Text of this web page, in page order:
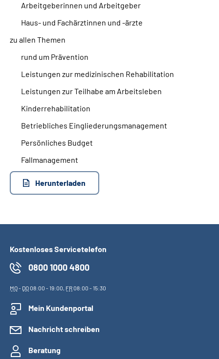
Arbeitgeberinnen und Arbeitgeber
Haus- und Fachärztinnen und -ärzte
zu allen Themen
rund um Prävention
Leistungen zur medizinischen Rehabilitation
Leistungen zur Teilhabe am Arbeitsleben
Kinderrehabilitation
Betriebliches Eingliederungsmanagement
Persönliches Budget
Fallmanagement
Herunterladen
Kostenloses Servicetelefon
0800 1000 4800
MO- DO08:00 - 19:00, FR08:00 - 15:30
Mein Kundenportal
Nachricht schreiben
Beratung